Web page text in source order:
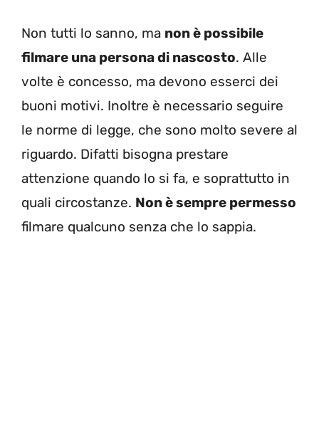
Non tutti lo sanno, ma non è possibile
filmare una persona di nascosto. Alle
volte è concesso, ma devono esserci dei
buoni motivi. Inoltre è necessario seguire
le norme di legge, che sono molto severe al
riguardo. Difatti bisogna prestare
attenzione quando lo si fa, e soprattutto in
quali circostanze. Non è sempre permesso
filmare qualcuno senza che lo sappia.